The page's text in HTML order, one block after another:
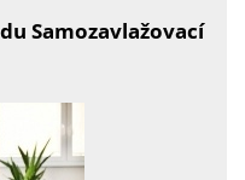
Samozavlažovací